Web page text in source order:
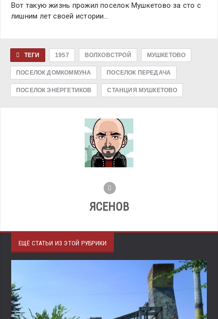
Вот такую жизнь прожил поселок Мушкетово за сто с
лишним лет своей истории…
ТЕГИ 1957 ВОЛХОВСТРОЙ МУШКЕТОВО
ПОСЕЛОК ДОМКОММУНА ПОСЕЛОК ПЕРЕДАЧА
ПОСЕЛОК ЭНЕРГЕТИКОВ СТАНЦИЯ МУШКЕТОВО
ЯСЕНОВ
ЕЩЁ СТАТЬИ ИЗ ЭТОЙ РУБРИКИ